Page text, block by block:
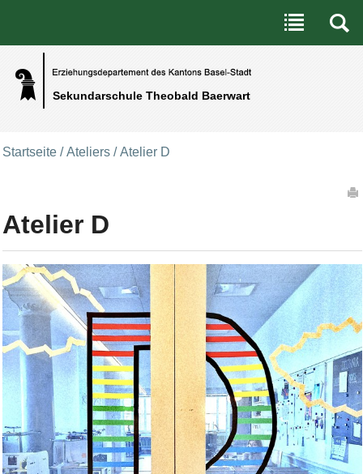
Sekundarschule Theobald Baerwart
Benutzerspezifische Werkzeuge
Direkt zum Inhalt|Direkt zur Navigation
Startseite /Ateliers /Atelier D
Atelier D